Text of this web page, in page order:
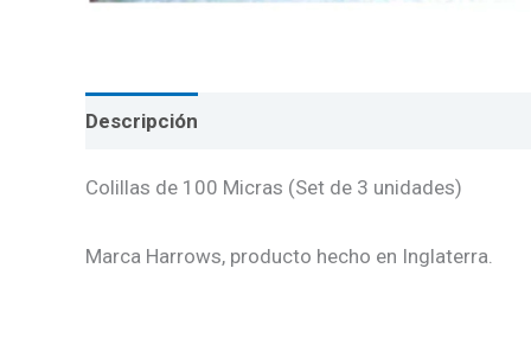
Descripción
Colillas de 100 Micras (Set de 3 unidades)
Marca Harrows, producto hecho en Inglaterra.